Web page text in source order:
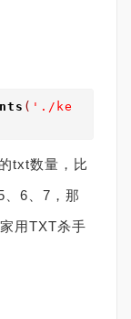
( './ke
txt数量，比
、6、7，那
用TXT杀手